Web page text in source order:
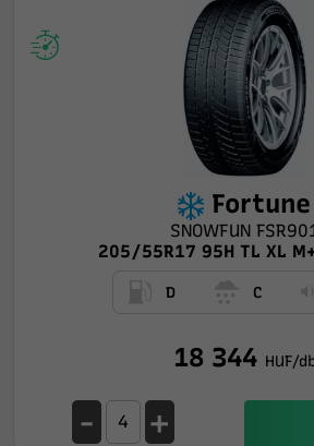
Fortune
SNOWFUN
205/55R17 95H TL XL
D C
18 344 HUF/
- +